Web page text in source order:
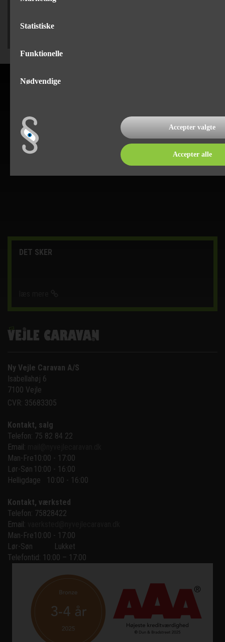
DET SKER
Ny Vejle Caravan A/S
Isabellahøj 6
7100 Vejle
CVR: 35683305
Kontakt, salg
Telefon: 75 82 84 22
Email:
Man-Fre10:00 - 17:00
Lør-Søn 10:00 - 16:00
Helligdage   10:00 - 16:00
Kontakt, værksted
Telefon: 75828422
Email:
Man-Fre10:00 - 17:00
Lør-Søn
Lukket
Telefontid: 10:00 – 17:00
Statistiske
Funktionelle
Nødvendige
Accepter valgte
Accepter alle